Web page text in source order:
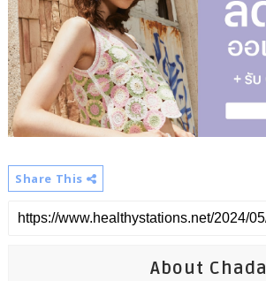
Share This
About Chada